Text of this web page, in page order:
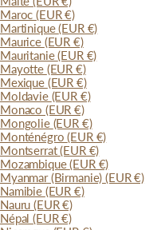
Maroc(EUR €)
Martinique(EUR €)
Maurice (EUR €)
Mauritanie(EUR €)
Mayotte (EUR €)
Mexique (EUR €)
Moldavie (EUR €)
Monaco (EUR €)
Mongolie (EUR €)
Monténégro(EUR €)
Montserrat(EUR €)
Mozambique(EUR €)
Myanmar (Birmanie)(EUR €)
Namibie (EUR €)
Nauru(EUR €)
Népal(EUR €)